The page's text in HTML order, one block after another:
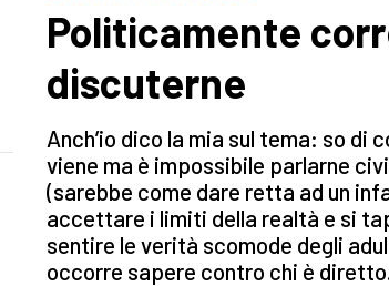
Politicamente
discuterne
Anch’io dico la mia sul tema: so di
viene ma è impossibile parlarne
(sarebbe come dare retta ad un
accettare i limiti della realtà e si
sentire le verità scomode degli
occorre sapere contro chi è